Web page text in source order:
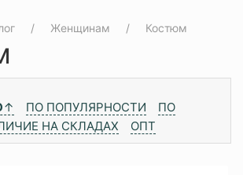
Женщинам Костюм
↑ ПО ПОПУЛЯРНОСТИ
ПО
НА СКЛАДАХ ОПТ